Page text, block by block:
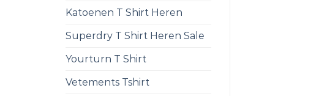
Katoenen T Shirt Heren
Superdry T Shirt Heren Sale
Yourturn T Shirt
Vetements Tshirt